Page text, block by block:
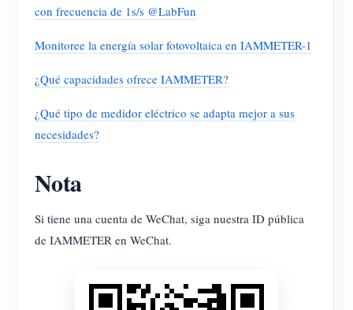
con frecuencia de 1s/s @LabFun
Monitoree la energía solar fotovoltaica en IAMMETER-1
¿Qué capacidades ofrece IAMMETER?
¿Qué tipo de medidor eléctrico se adapta mejor a sus
necesidades?
Nota
Si tiene una cuenta de WeChat, siga nuestra ID pública
de IAMMETER en WeChat.